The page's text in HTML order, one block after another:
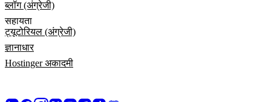
ब्लॉग (अंग्रेजी)
सहायता
ट्यूटोरियल (अंग्रेजी)
ज्ञानाधार
Hostinger अकादमी